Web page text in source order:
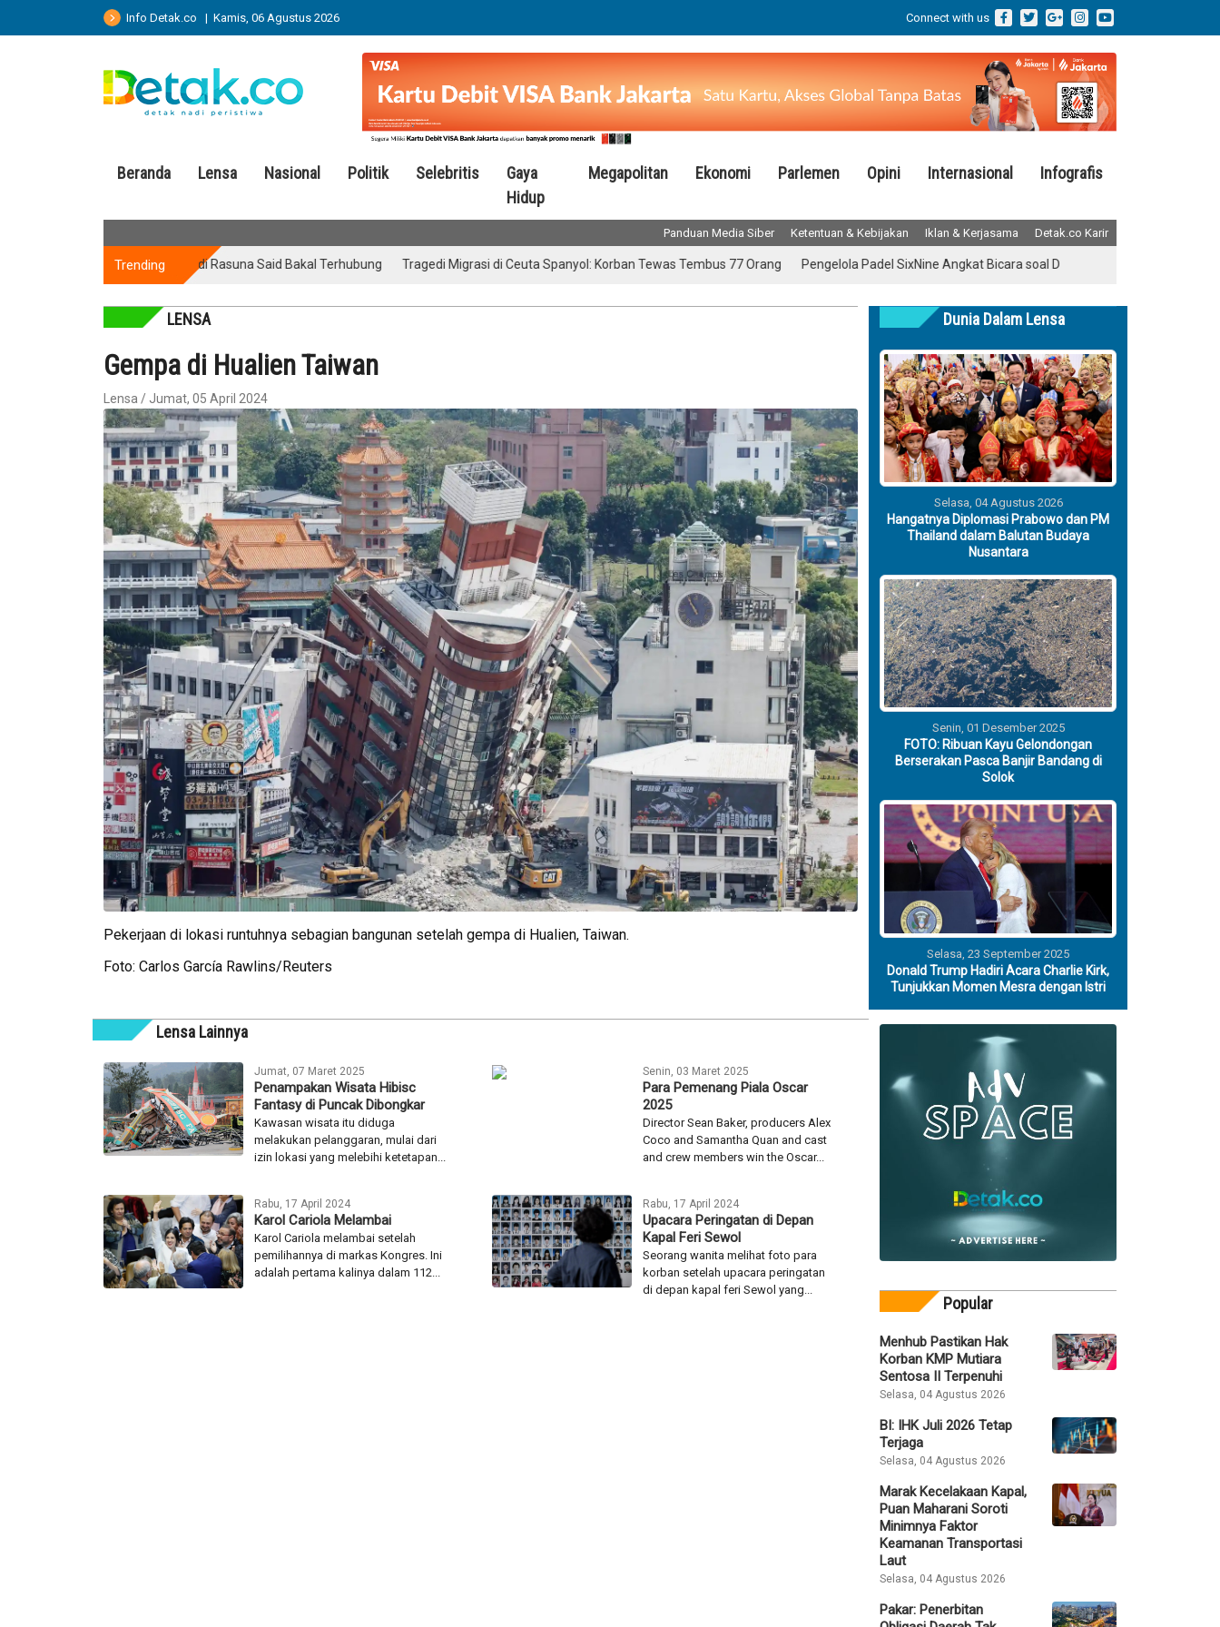
Info Detak.co | Kamis, 06 Agustus 2026 Connect with us
Beranda Lensa Nasional Politik Selebritis
Gaya
Hidup
Megapolitan Ekonomi Parlemen Opini Internasional Infografis
Panduan Media Siber Ketentuan & Kebijakan Iklan & Kerjasama Detak.co Karir
Trending
Dua JPO di Rasuna Said Bakal Terhubung Tragedi Migrasi di Ceuta Spanyol: Korban Tewas Tembus 77 Orang Pengelola Padel SixNine Angkat Bicara soal Dugaan Penebangan Pohon Ilegal di
LENSA
Gempa di Hualien Taiwan
Lensa / Jumat, 05 April 2024
Pekerjaan di lokasi runtuhnya sebagian bangunan setelah gempa di Hualien, Taiwan.
Foto: Carlos García Rawlins/Reuters
Lensa Lainnya
Jumat, 07 Maret 2025
Penampakan Wisata Hibisc
Fantasy di Puncak Dibongkar
Kawasan wisata itu diduga
melakukan pelanggaran, mulai dari
izin lokasi yang melebihi ketetapan...
Senin, 03 Maret 2025
Para Pemenang Piala Oscar
2025
Director Sean Baker, producers Alex
Coco and Samantha Quan and cast
and crew members win the Oscar...
Rabu, 17 April 2024
Karol Cariola Melambai
Karol Cariola melambai setelah
pemilihannya di markas Kongres. Ini
adalah pertama kalinya dalam 112...
Rabu, 17 April 2024
Upacara Peringatan di Depan
Kapal Feri Sewol
Seorang wanita melihat foto para
korban setelah upacara peringatan
di depan kapal feri Sewol yang...
Dunia Dalam Lensa
Selasa, 04 Agustus 2026
Hangatnya Diplomasi Prabowo dan PM
Thailand dalam Balutan Budaya
Nusantara
Senin, 01 Desember 2025
FOTO: Ribuan Kayu Gelondongan
Berserakan Pasca Banjir Bandang di
Solok
Selasa, 23 September 2025
Donald Trump Hadiri Acara Charlie Kirk,
Tunjukkan Momen Mesra dengan Istri
Popular
Menhub Pastikan Hak
Korban KMP Mutiara
Sentosa II Terpenuhi
Selasa, 04 Agustus 2026
BI: IHK Juli 2026 Tetap
Terjaga
Selasa, 04 Agustus 2026
Marak Kecelakaan Kapal,
Puan Maharani Soroti
Minimnya Faktor
Keamanan Transportasi
Laut
Selasa, 04 Agustus 2026
Pakar: Penerbitan